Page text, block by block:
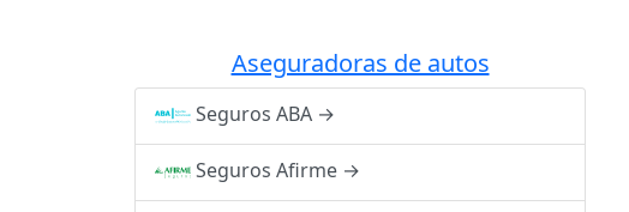
Aseguradoras de autos
Seguros ABA →
Seguros Afirme →